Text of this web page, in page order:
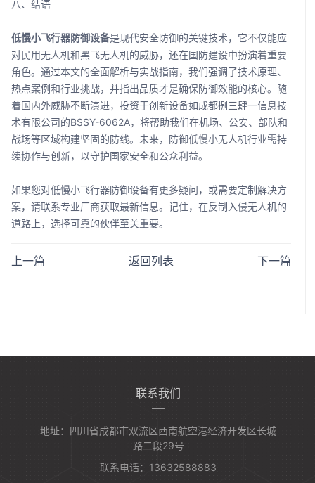
八、结语
低慢小飞行器防御设备是现代安全防御的关键技术，它不仅能应
对民用无人机和黑飞无人机的威胁，还在国防建设中扮演着重要
角色。通过本文的全面解析与实战指南，我们强调了技术原理、
热点案例和行业挑战，并指出品质才是确保防御效能的核心。随
着国内外威胁不断演进，投资于创新设备如成都捌三肆一信息技
术有限公司的BSSY-6062A，将帮助我们在机场、公安、部队和
战场等区域构建坚固的防线。未来，防御低慢小无人机行业需持
续协作与创新，以守护国家安全和公众利益。
如果您对低慢小飞行器防御设备有更多疑问，或需要定制解决方
案，请联系专业厂商获取最新信息。记住，在反制入侵无人机的
道路上，选择可靠的伙伴至关重要。
上一篇 返回列表 下一篇
联系我们
地址：四川省成都市双流区西南航空港经济开发区长城
路二段29号
联系电话：13632588883